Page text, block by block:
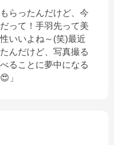
らったんだけど、今
って！手羽先って美
いいよね～(笑)最近
んだけど、写真撮る
ることに夢中になる
」